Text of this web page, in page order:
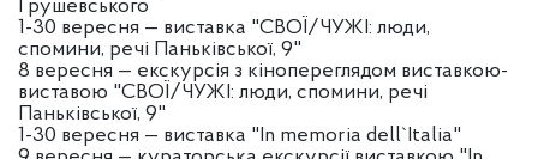
Грушевського
1-30 вересня — виставка "СВОЇ/ЧУЖІ: люди,
спомини, речі Паньківської, 9"
8 вересня — екскурсія з кінопереглядом виставкою-
виставою "СВОЇ/ЧУЖІ: люди, спомини, речі
Паньківської, 9"
1-30 вересня — виставка "In memoria dell`Italia"